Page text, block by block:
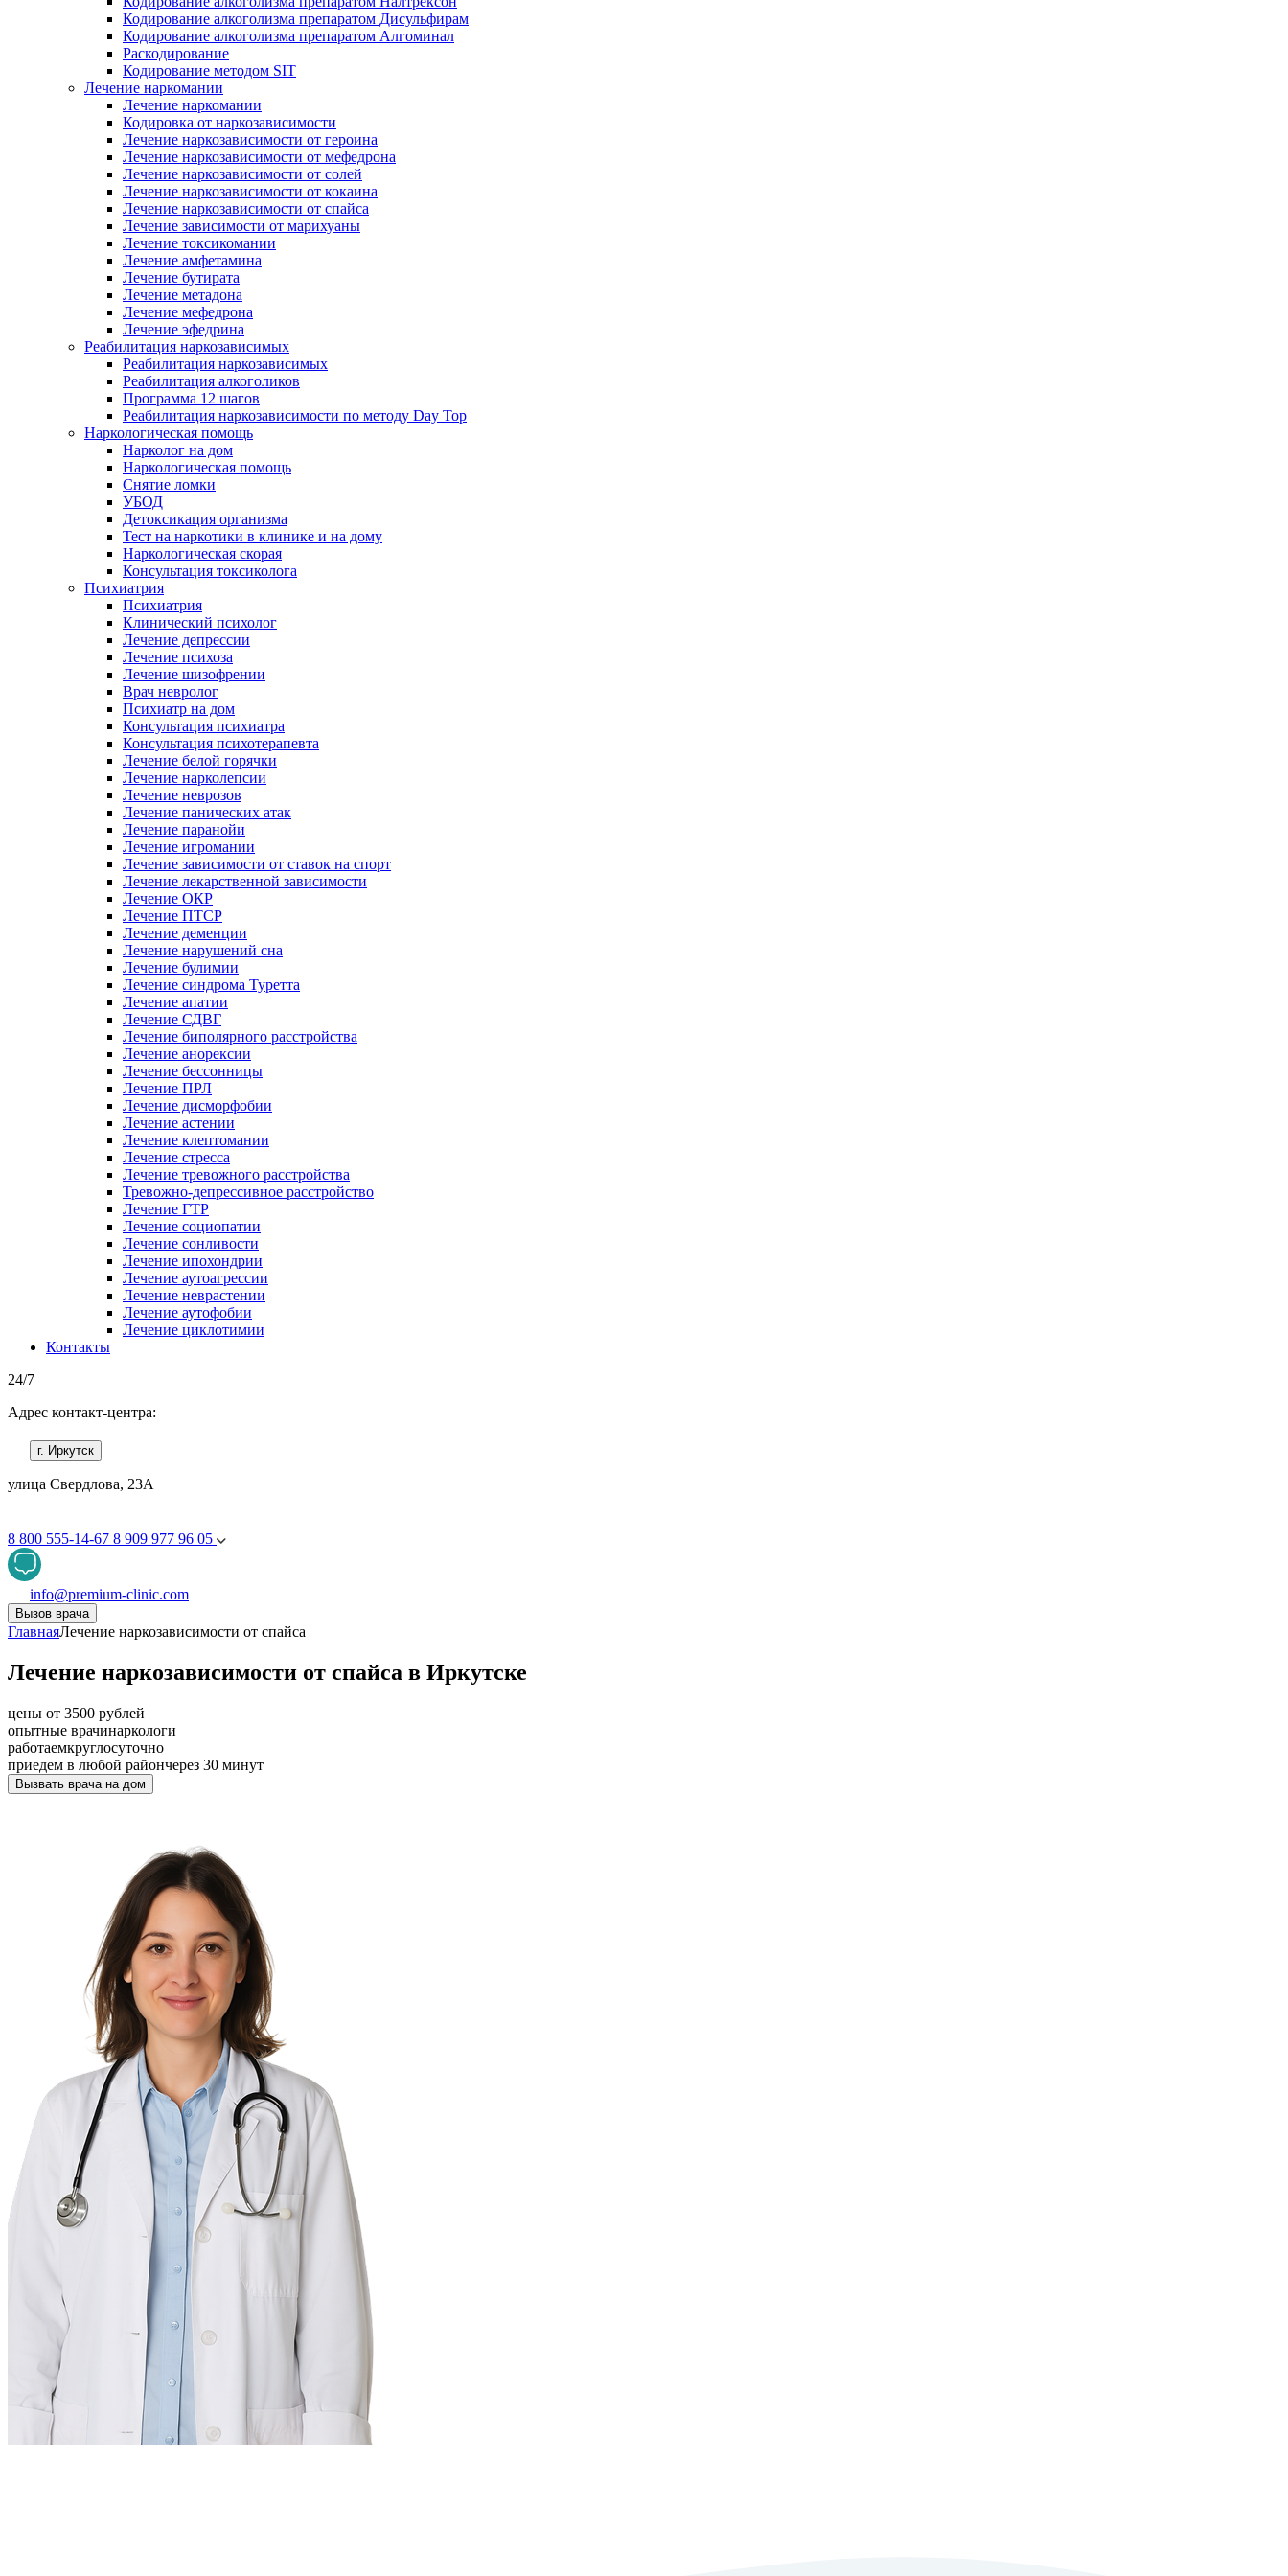
Кодирование алкоголизма препаратом Дисульфирам
Кодирование алкоголизма препаратом Алгоминал
Раскодирование
Кодирование методом SIT
Лечение наркомании
Лечение наркомании
Кодировка от наркозависимости
Лечение наркозависимости от героина
Лечение наркозависимости от мефедрона
Лечение наркозависимости от солей
Лечение наркозависимости от кокаина
Лечение наркозависимости от спайса
Лечение зависимости от марихуаны
Лечение токсикомании
Лечение амфетамина
Лечение бутирата
Лечение метадона
Лечение мефедрона
Лечение эфедрина
Реабилитация наркозависимых
Реабилитация наркозависимых
Реабилитация алкоголиков
Программа 12 шагов
Реабилитация наркозависимости по методу Day Top
Наркологическая помощь
Нарколог на дом
Наркологическая помощь
Снятие ломки
УБОД
Детоксикация организма
Тест на наркотики в клинике и на дому
Наркологическая скорая
Консультация токсиколога
Психиатрия
Психиатрия
Клинический психолог
Лечение депрессии
Лечение психоза
Лечение шизофрении
Врач невролог
Психиатр на дом
Консультация психиатра
Консультация психотерапевта
Лечение белой горячки
Лечение нарколепсии
Лечение неврозов
Лечение панических атак
Лечение паранойи
Лечение игромании
Лечение зависимости от ставок на спорт
Лечение лекарственной зависимости
Лечение ОКР
Лечение ПТСР
Лечение деменции
Лечение нарушений сна
Лечение булимии
Лечение синдрома Туретта
Лечение апатии
Лечение СДВГ
Лечение биполярного расстройства
Лечение анорексии
Лечение бессонницы
Лечение ПРЛ
Лечение дисморфобии
Лечение астении
Лечение клептомании
Лечение стресса
Лечение тревожного расстройства
Тревожно-депрессивное расстройство
Лечение ГТР
Лечение социопатии
Лечение сонливости
Лечение ипохондрии
Лечение аутоагрессии
Лечение неврастении
Лечение аутофобии
Лечение циклотимии
Контакты
24/7
Адрес контакт-центра:
г. Иркутск
улица Свердлова, 23А
8 800 555-14-67 8 909 977 96 05
info@premium-clinic.com
Вызов врача
ГлавнаяЛечение наркозависимости от спайса
Лечение наркозависимости от спайса в Иркутске
цены от 3500 рублей
опытные врачинаркологи
работаемкруглосуточно
приедем в любой райончерез 30 минут
Вызвать врача на дом